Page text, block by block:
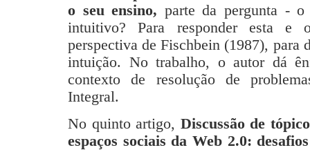
o seu ensino, parte da pergunta -
intuitivo? Para responder esta e
perspectiva de Fischbein (1987), para
intuição. No trabalho, o autor dá
contexto de resolução de
Integral.
No quinto artigo, Discussão de
espaços sociais da Web 2.0: